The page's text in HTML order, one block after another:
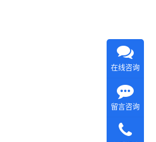
在线咨询
留言咨询